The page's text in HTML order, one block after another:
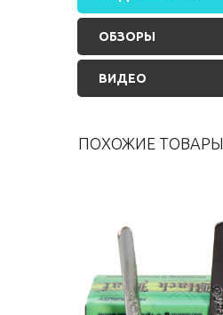
ОБЗОРЫ
ВИДЕО
ПОХОЖИЕ ТОВАРЫ